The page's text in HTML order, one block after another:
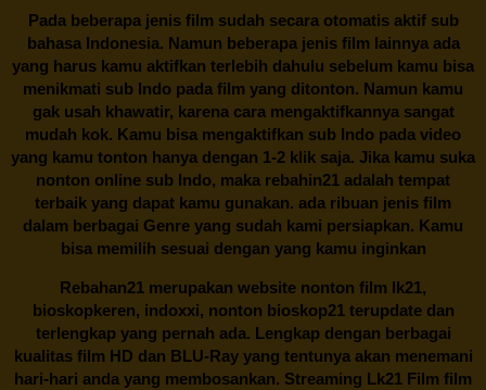
Pada beberapa jenis film sudah secara otomatis aktif sub
bahasa Indonesia. Namun beberapa jenis film lainnya ada
yang harus kamu aktifkan terlebih dahulu sebelum kamu bisa
menikmati sub Indo pada film yang ditonton. Namun kamu
gak usah khawatir, karena cara mengaktifkannya sangat
mudah kok. Kamu bisa mengaktifkan sub Indo pada video
yang kamu tonton hanya dengan 1-2 klik saja. Jika kamu suka
nonton online sub Indo, maka rebahin21 adalah tempat
terbaik yang dapat kamu gunakan. ada ribuan jenis film
dalam berbagai Genre yang sudah kami persiapkan. Kamu
bisa memilih sesuai dengan yang kamu inginkan
Rebahan21 merupakan website nonton film lk21,
bioskopkeren, indoxxi, nonton bioskop21 terupdate dan
terlengkap yang pernah ada. Lengkap dengan berbagai
kualitas film HD dan BLU-Ray yang tentunya akan menemani
hari-hari anda yang membosankan. Streaming Lk21 Film film